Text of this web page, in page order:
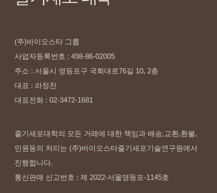
(주)바이오스타 그룹
사업자등록번호 : 498-86-02005
주소 : 서울시 영등포구 국회대로76길 10, 2층
대표 : 라정찬
대표전화 : 02-3472-1681
줄기세포대학의 모든 거래에 대한 책임과 배송,교환,환불,
민원등의 처리는 (주)바이오스타줄기세포기술연구원에서
진행합니다.
통신판매 신고번호 : 제 2022-서울영등포-1145호